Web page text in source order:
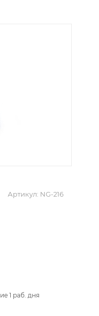
Артикул: NG-216
1 раб. дня